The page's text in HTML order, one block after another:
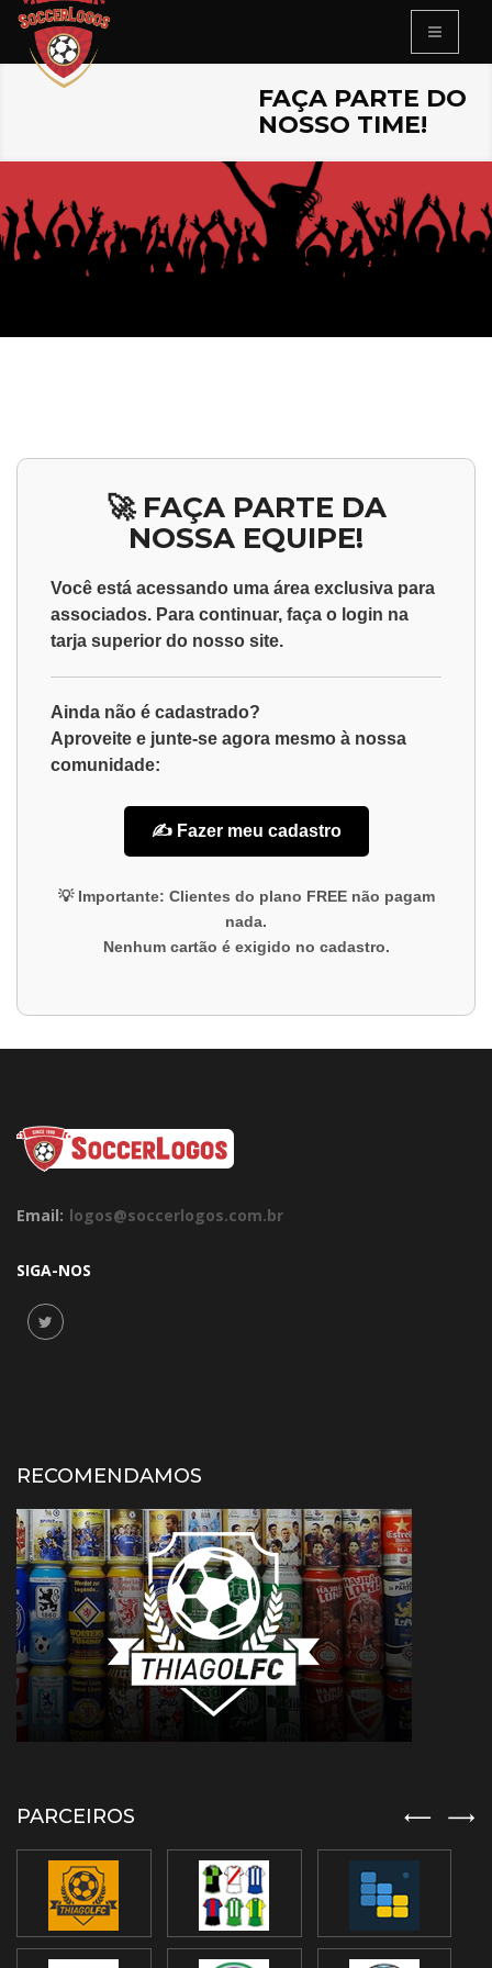
FAÇA PARTE DO
NOSSO TIME!
🚀 FAÇA PARTE DA
NOSSA EQUIPE!
Você está acessando uma área exclusiva para
associados. Para continuar, faça o login na
tarja superior do nosso site.
Ainda não é cadastrado?
Aproveite e junte-se agora mesmo à nossa
comunidade:
✍️ Fazer meu cadastro
💡 Importante: Clientes do plano FREEnão pagam
nada.
Nenhum cartão é exigido no cadastro.
Email: logos@soccerlogos.com.br
SIGA-NOS
RECOMENDAMOS
PARCEIROS